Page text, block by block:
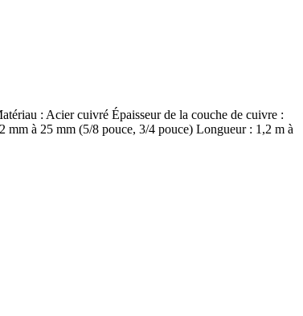
: Acier cuivré Épaisseur de la couche de cuivre :
à 25 mm (5/8 pouce, 3/4 pouce) Longueur : 1,2 m à